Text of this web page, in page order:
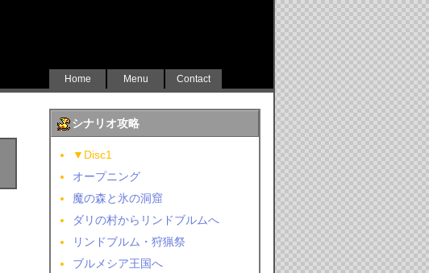
Home Menu Contact
シナリオ攻略
▼Disc1
オープニング
魔の森と氷の洞窟
ダリの村からリンドブルムへ
リンドブルム・狩猟祭
ブルメシア王国へ